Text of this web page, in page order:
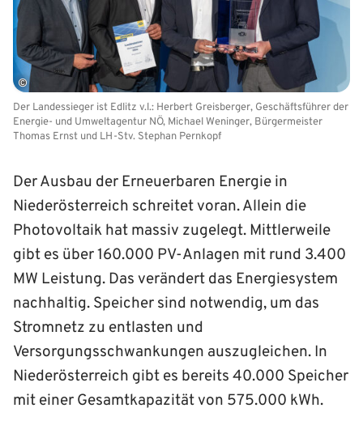
©
Der Landessieger ist Edlitz v.l.: Herbert Greisberger, Geschäftsführer der
Energie- und Umweltagentur NÖ, Michael Weninger, Bürgermeister
Thomas Ernst und LH-Stv. Stephan Pernkopf
Der Ausbau der Erneuerbaren Energie in
Niederösterreich schreitet voran. Allein die
Photovoltaik hat massiv zugelegt. Mittlerweile
gibt es über 160.000 PV-Anlagen mit rund 3.400
MW Leistung. Das verändert das Energiesystem
nachhaltig. Speicher sind notwendig, um das
Stromnetz zu entlasten und
Versorgungsschwankungen auszugleichen. In
Niederösterreich gibt es bereits 40.000 Speicher
mit einer Gesamtkapazität von 575.000 kWh.